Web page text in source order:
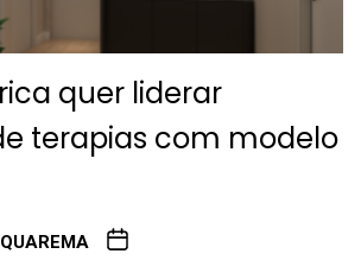
quer liderar
terapias com modelo